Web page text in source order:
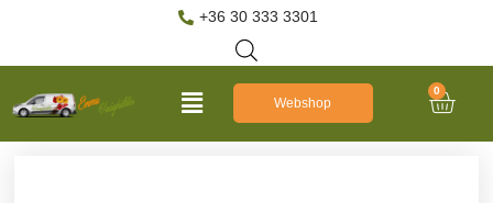
+36 30 333 3301
Webshop
0